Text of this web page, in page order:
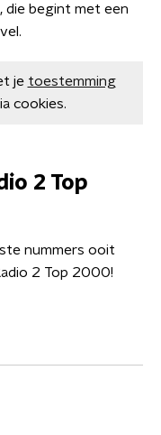
die begint met een
je toestemming
cookies.
2 Top
nummers ooit
2 Top 2000!